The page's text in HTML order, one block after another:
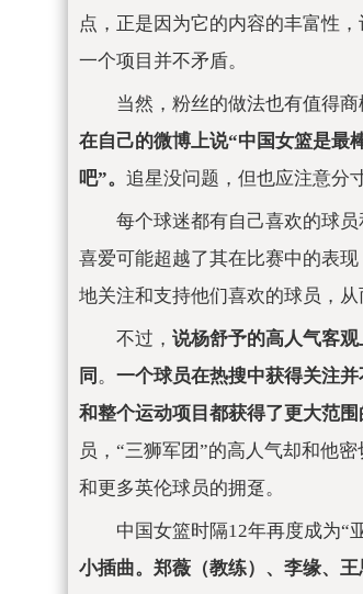
点，正是因为它的内容的丰富性
一个项目并不矛盾。
当然，粉丝的做法也有值得
在自己的微博上说“中国女篮是最
吧”。 追星没问题，但也应注意分
每个球迷都有自己喜欢的球
喜爱可能超越了其在比赛中的表
地关注和支持他们喜欢的球员，
不过， 说杨舒予的高人气客
同 。 一个球员在热搜中获得关注
和整个运动项目都获得了更大范
员，“三狮军团”的高人气却和他
和更多英伦球员的拥趸。
中国女篮时隔12年再度成为“
小插曲。郑薇（教练）、李缘、